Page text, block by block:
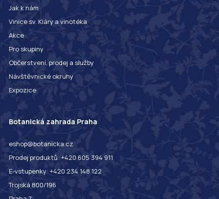
Jak k nám
Vinice sv. Kláry a vinotéka
Akce
Pro skupiny
Občerstvení, prodej a služby
Návštěvnické okruhy
Expozice
Botanická zahrada Praha
eshop@botanicka.cz
Prodej produktů: +420 605 394 911
E-vstupenky: +420 234 148 122
Trojská 800/196